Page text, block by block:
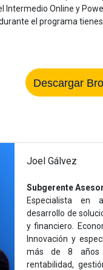
Intermedio Online y
el programa
Descargar
Joel Gálvez
Subgerente
Especialista en
desarrollo de
y financiero.
Innovación y
más de 8 años
rentabilidad,